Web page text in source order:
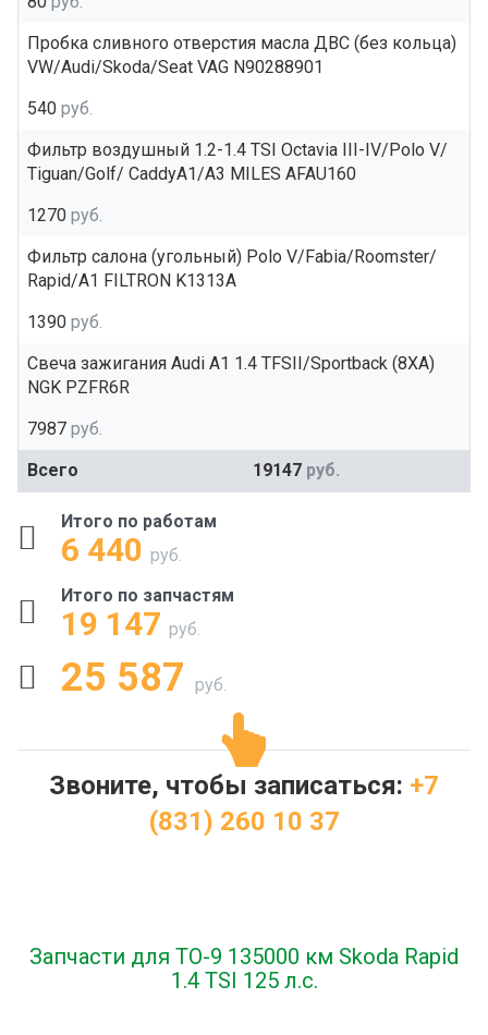
Пробка сливного отверстия масла ДВС (без кольца)
VW/Audi/Skoda/Seat VAG N90288901
540 руб.
Фильтр воздушный 1.2-1.4 TSI Octavia III-IV/Polo V/
Tiguan/Golf/ CaddyA1/A3 MILES AFAU160
1270 руб.
Фильтр салона (угольный) Polo V/Fabia/Roomster/
Rapid/A1 FILTRON K1313A
1390 руб.
Свеча зажигания Audi A1 1.4 TFSII/Sportback (8XA)
NGK PZFR6R
7987 руб.
Всего
19147 руб.
Итого по работам
6 440 руб.
Итого по запчастям
19 147 руб.
25 587 руб.
Звоните, чтобы записаться: +7
(831) 260 10 37
Запчасти для ТО-9 135000 км Skoda Rapid
1.4 TSI 125 л.с.